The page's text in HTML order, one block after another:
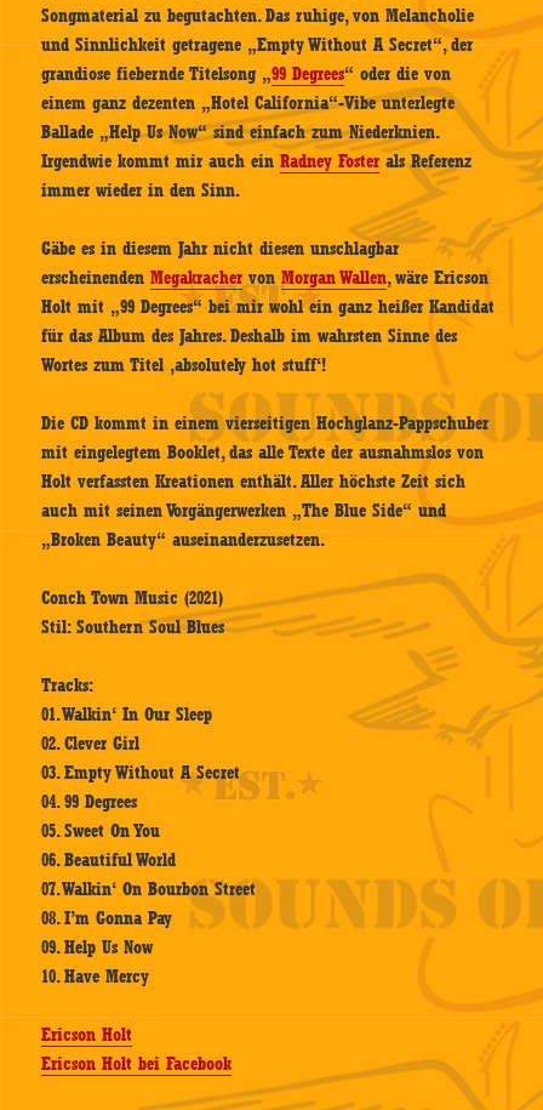
Songmaterial zu begutachten. Das ruhige, von Melancholie
und Sinnlichkeit getragene „Empty Without A Secret“, der
grandiose fiebernde Titelsong „99 Degrees“ oder die von
einem ganz dezenten „Hotel California“-Vibe unterlegte
Ballade „Help Us Now“ sind einfach zum Niederknien.
Irgendwie kommt mir auch einRadney Foster als Referenz
immer wieder in den Sinn.
Gäbe es in diesem Jahr nicht diesen unschlagbar
erscheinendenMegakracher vonMorgan Wallen, wäre Ericson
Holt mit „99 Degrees“ bei mir wohl ein ganz heißer Kandidat
für das Album des Jahres. Deshalb im wahrsten Sinne des
Wortes zum Titel ‚absolutely hot stuff‘!
Die CD kommt in einem vierseitigen Hochglanz-Pappschuber
mit eingelegtem Booklet, das alle Texte der ausnahmslos von
Holt verfassten Kreationen enthält. Aller höchste Zeit sich
auch mit seinen Vorgängerwerken „The Blue Side“ und
„Broken Beauty“ auseinanderzusetzen.
Conch Town Music (2021)
Stil: Southern Soul Blues
Tracks:
01. Walkin‘ In Our Sleep
02. Clever Girl
03. Empty Without A Secret
04. 99 Degrees
05. Sweet On You
06. Beautiful World
07. Walkin‘ On Bourbon Street
08. I’m Gonna Pay
09. Help Us Now
10. Have Mercy
Ericson Holt
Ericson Holt bei Facebook